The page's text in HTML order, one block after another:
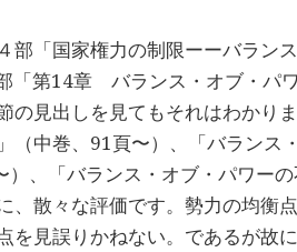
部「国家権力の制限ーーバラン
「第14章 バランス・オブ・パ
の見出しを見てもそれはわかり
（中巻、91頁〜）、「バランス
）、「バランス・オブ・パワー
、散々な評価です。勢力の均衡
を見誤りかねない。であるが故